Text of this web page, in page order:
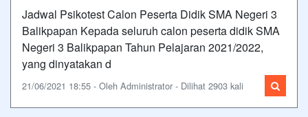
Jadwal Psikotest Calon Peserta Didik SMA Negeri 3
Balikpapan Kepada seluruh calon peserta didik SMA
Negeri 3 Balikpapan Tahun Pelajaran 2021/2022,
yang dinyatakan d
21/06/2021 18:55 - Oleh Administrator - Dilihat 2903 kali